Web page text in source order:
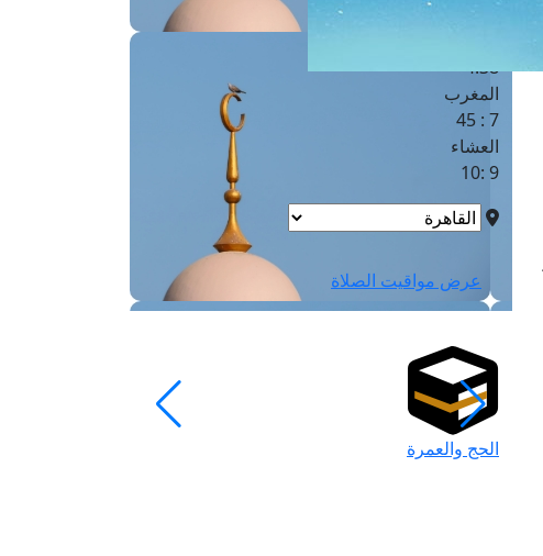
4:38
المغرب
7 : 45
العشاء
9 :10
عرض مواقيت الصلاة
الحج والعمرة